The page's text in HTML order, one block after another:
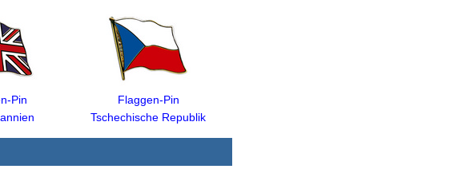
Pin
Flaggen-Pin
Tschechische Republik